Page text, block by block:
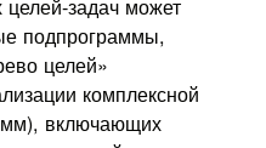
подпрограммы,
целей»
комплексной
включающих